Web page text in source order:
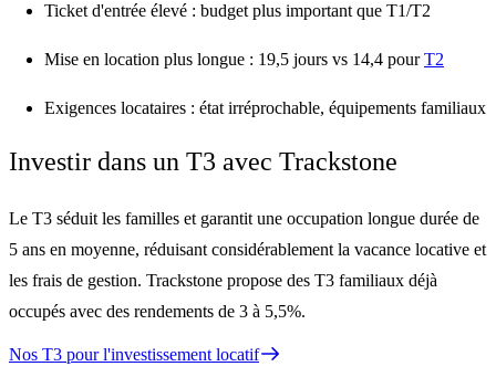
Ticket d'entrée élevé : budget plus important que T1/T2
Mise en location plus longue : 19,5 jours vs 14,4 pourT2
Exigences locataires : état irréprochable, équipements familiaux
Investir dans un T3 avec Trackstone
Le T3 séduit les familles et garantit une occupation longue durée de
5 ans en moyenne, réduisant considérablement la vacance locative et
les frais de gestion. Trackstone propose des T3 familiaux déjà
occupés avec des rendements de 3 à 5,5%.
Nos T3 pour l'investissement locatif